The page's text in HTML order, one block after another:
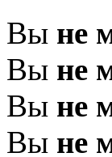
Вы не
Вы не
Вы не
Вы не